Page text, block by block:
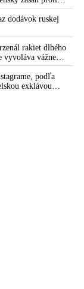
dodávok ruskej
rakiet dlhého
vyvoláva vážne
vypuknutia
podľa
exklávou